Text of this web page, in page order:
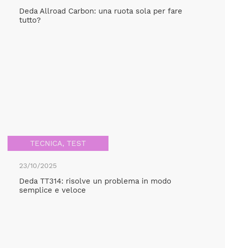
Deda Allroad Carbon: una ruota sola per fare
tutto?
TECNICA, TEST
23/10/2025
Deda TT314: risolve un problema in modo
semplice e veloce